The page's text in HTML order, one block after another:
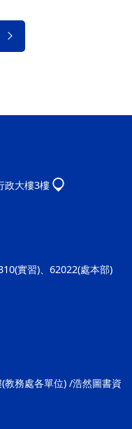
政大樓3樓
實習)、62022(處本部)
務處各單位) /浩然圖書資